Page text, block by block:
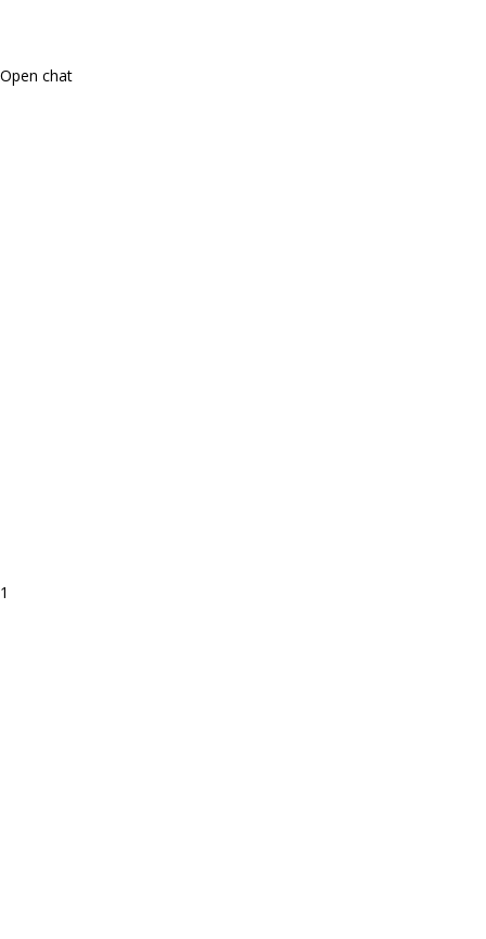
Open chat
1